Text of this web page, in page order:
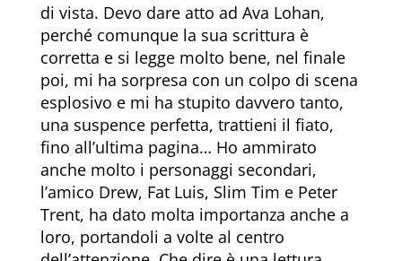
di vista. Devo dare atto ad Ava Lohan,
perché comunque la sua scrittura è
corretta e si legge molto bene, nel finale
poi, mi ha sorpresa con un colpo di scena
esplosivo e mi ha stupito davvero tanto,
una suspence perfetta, trattieni il fiato,
fino all’ultima pagina… Ho ammirato
anche molto i personaggi secondari,
l’amico Drew, Fat Luis, Slim Tim e Peter
Trent, ha dato molta importanza anche a
loro, portandoli a volte al centro